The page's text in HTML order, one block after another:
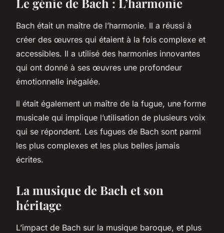
Bach était un maître de l’harmonie. Il a réussi à
créer des œuvres qui étaient à la fois complexe et
accessibles. Il a utilisé des harmonies innovantes
qui ont donné à ses œuvres une profondeur
émotionnelle inégalée.
Il était également un maître de la fugue, une forme
musicale qui implique l’utilisation de plusieurs voix
qui se répondent. Les fugues de Bach sont parmi
les plus complexes et les plus belles jamais
écrites.
La musique de Bach et son
héritage
L’impact de Bach sur la musique baroque, et plus